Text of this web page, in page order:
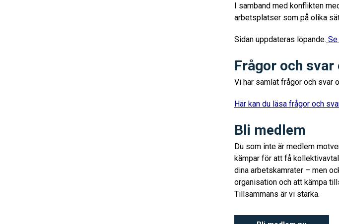
I samband med konflikten
arbetsplatser som på olika
Sidan uppdateras löpande.
Frågor och
Vi har samlat frågor och svar
Här kan du läsa frågor och
Bli medlem
Du som inte är medlem
kämpar för att få
dina arbetskamrater – men
organisation och att kämpa
Tillsammans är vi starka.